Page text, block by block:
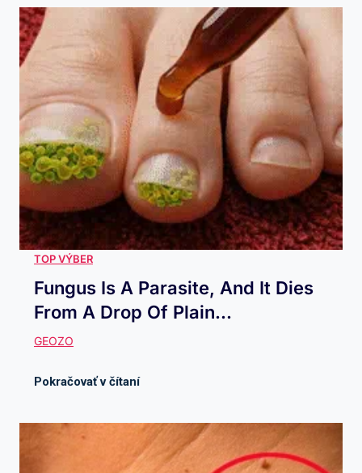
Fungus Is A Parasite, And It Dies
From A Drop Of Plain...